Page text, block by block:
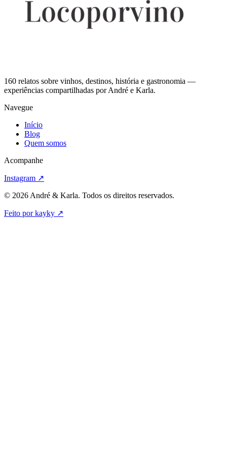
160 relatos sobre vinhos, destinos, história e gastronomia —
experiências compartilhadas por André e Karla.
Navegue
Início
Blog
Quem somos
Acompanhe
Instagram ↗
© 2026 André & Karla. Todos os direitos reservados.
Feito por kayky ↗